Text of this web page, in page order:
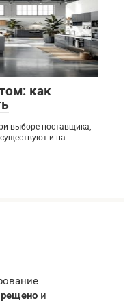
как
выборе поставщика,
и на
и